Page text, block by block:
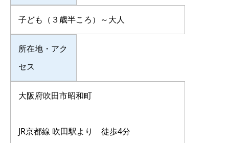
子ども（３歳半ころ）～大人
所在地・アク
セス
大阪府吹田市昭和町
JR京都線 吹田駅より 徒歩4分